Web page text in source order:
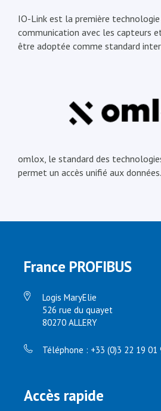
IO-Link est la première technologie
communication avec les capteurs
être adoptée comme standard
omlox, le standard des
permet un accès unifié aux données.
France PROFIBUS
Logis MaryElie
526 rue du quayet
80270 ALLERY
Téléphone : +33 (0)3 22 19 01
Accès rapide